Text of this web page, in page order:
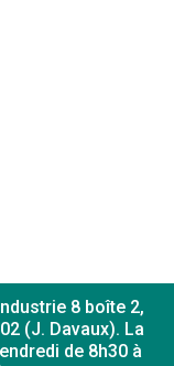
8 boîte 2,
(J. Davaux). La
de 8h30 à